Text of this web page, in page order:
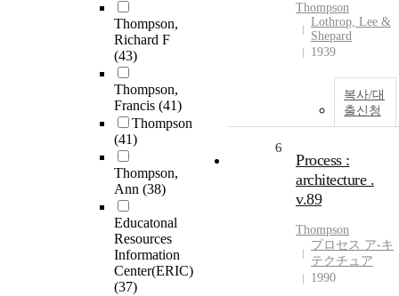
Thompson,
Richard F
(43)
Thompson,
Francis (41)
Thompson
(41)
Thompson,
Ann (38)
Educatonal
Resources
Information
Center(ERIC)
(37)
Thompson
Lothrop, Lee &
Shepard
1939
복사/대
출신청
6
Process :
architecture .
v.89
Thompson
プロセス ア-キ
テクチュア
1990